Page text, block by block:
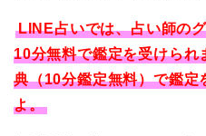
LINE占いでは、占い師の
10分無料で鑑定を受けら
典（10分鑑定無料）で鑑定
よ。